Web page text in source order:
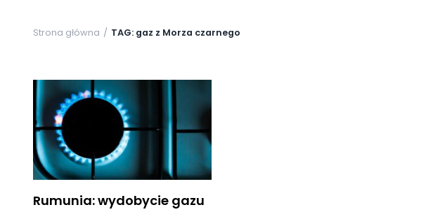
Strona główna TAG: gaz z Morza czarnego
Rumunia: wydobycie gazu